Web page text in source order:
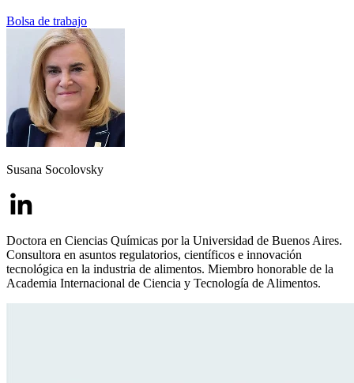
Bolsa de trabajo
Susana Socolovsky
Doctora en Ciencias Químicas por la Universidad de Buenos Aires.
Consultora en asuntos regulatorios, científicos e innovación
tecnológica en la industria de alimentos. Miembro honorable de la
Academia Internacional de Ciencia y Tecnología de Alimentos.